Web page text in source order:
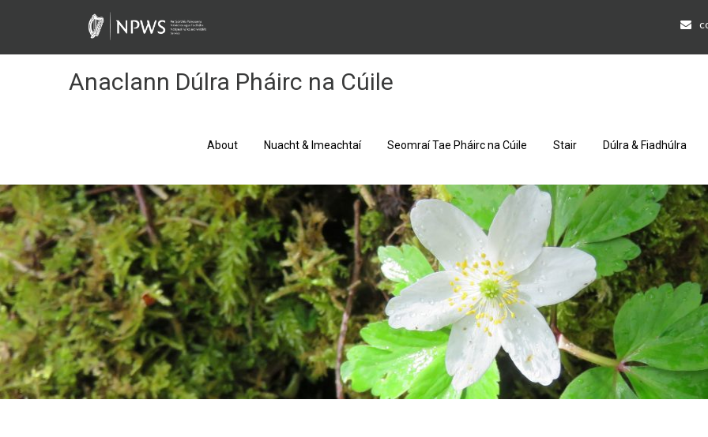
Anaclann Dúlra Pháirc na Cúile
About Nuacht & Imeachtaí Seomraí Tae Pháirc na Cúile Stair Dúlra & Fiadhúlra